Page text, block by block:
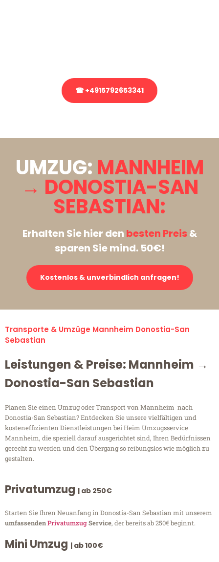
☎ +4915792653341
UMZUG: MANNHEIM
→ DONOSTIA-SAN
SEBASTIAN:
Erhalten Sie hier den besten Preis&
sparen Sie mind. 50€!
Kostenlos & unverbindlich anfragen!
Transporte & Umzüge Mannheim Donostia-San
Sebastian
Leistungen & Preise: Mannheim →
Donostia-San Sebastian
Planen Sie einen Umzug oder Transport von Mannheim nach
Donostia-San Sebastian? Entdecken Sie unsere vielfältigen und
kosteneffizienten Dienstleistungen bei Heim Umzugsservice
Mannheim, die speziell darauf ausgerichtet sind, Ihren Bedürfnissen
gerecht zu werden und den Übergang so reibungslos wie möglich zu
gestalten.
Privatumzug | ab 250€
Starten Sie Ihren Neuanfang in Donostia-San Sebastian mit unserem
umfassendenPrivatumzugService, der bereits ab 250€ beginnt.
Mini Umzug | ab 100€